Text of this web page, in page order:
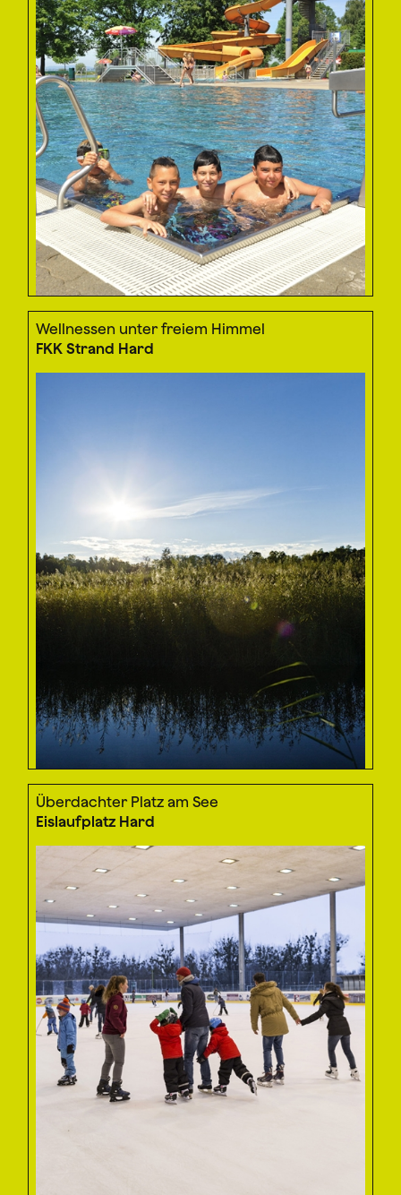
Wellnessen unter freiem Himmel
FKK Strand Hard
Überdachter Platz am See
Eislaufplatz Hard